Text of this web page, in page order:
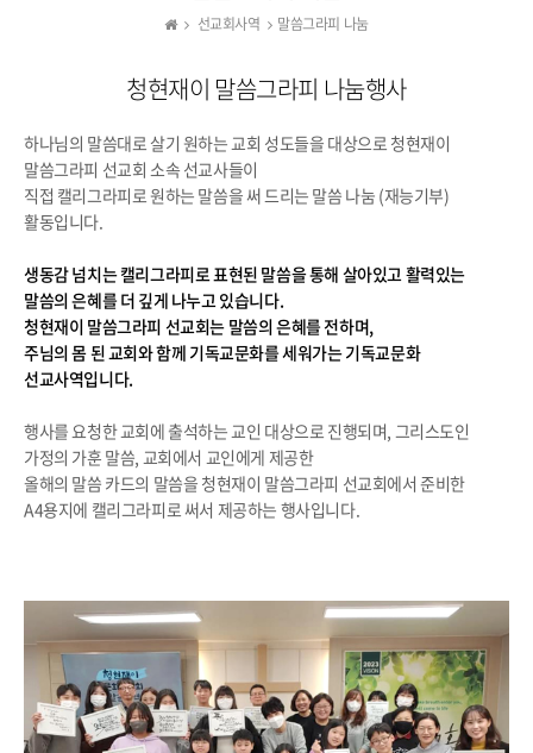
선교회사역 말씀그라피 나눔
청현재이 말씀그라피 나눔행사
하나님의 말씀대로 살기 원하는 교회 성도들을 대상으로 청현재이
말씀그라피 선교회 소속 선교사들이
직접 캘리그라피로 원하는 말씀을 써 드리는 말씀 나눔 (재능기부)
활동입니다.
생동감 넘치는 캘리그라피로 표현된 말씀을 통해 살아있고 활력있는
말씀의 은혜를 더 깊게 나누고 있습니다.
청현재이 말씀그라피 선교회는 말씀의 은혜를 전하며,
주님의 몸 된 교회와 함께 기독교문화를 세워가는 기독교문화
선교사역입니다.
행사를 요청한 교회에 출석하는 교인 대상으로 진행되며, 그리스도인
가정의 가훈 말씀, 교회에서 교인에게 제공한
올해의 말씀 카드의 말씀을 청현재이 말씀그라피 선교회에서 준비한
A4용지에 캘리그라피로 써서 제공하는 행사입니다.